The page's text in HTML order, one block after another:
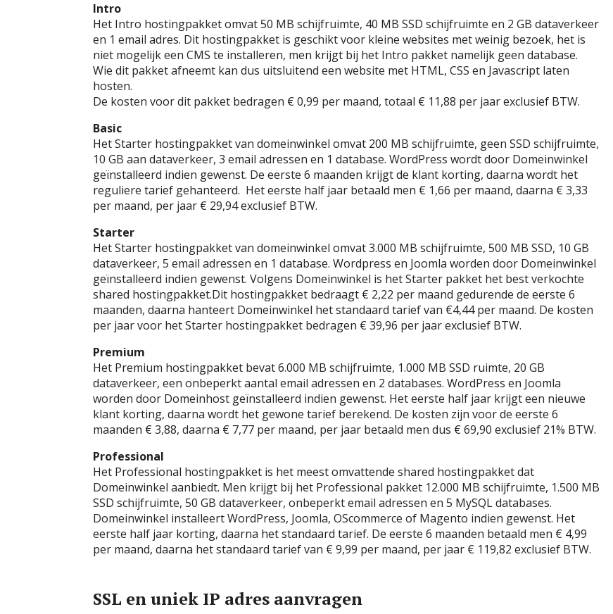
Intro
Het Intro hostingpakket omvat 50 MB schijfruimte, 40 MB SSD schijfruimte en 2 GB dataverkeer
en 1 email adres. Dit hostingpakket is geschikt voor kleine websites met weinig bezoek, het is
niet mogelijk een CMS te installeren, men krijgt bij het Intro pakket namelijk geen database.
Wie dit pakket afneemt kan dus uitsluitend een website met HTML, CSS en Javascript laten
hosten.
De kosten voor dit pakket bedragen € 0,99 per maand, totaal € 11,88 per jaar exclusief BTW.
Basic
Het Starter hostingpakket van domeinwinkel omvat 200 MB schijfruimte, geen SSD schijfruimte,
10 GB aan dataverkeer, 3 email adressen en 1 database. WordPress wordt door Domeinwinkel
geïnstalleerd indien gewenst. De eerste 6 maanden krijgt de klant korting, daarna wordt het
reguliere tarief gehanteerd. Het eerste half jaar betaald men € 1,66 per maand, daarna € 3,33
per maand, per jaar € 29,94 exclusief BTW.
Starter
Het Starter hostingpakket van domeinwinkel omvat 3.000 MB schijfruimte, 500 MB SSD, 10 GB
dataverkeer, 5 email adressen en 1 database. Wordpress en Joomla worden door Domeinwinkel
geïnstalleerd indien gewenst. Volgens Domeinwinkel is het Starter pakket het best verkochte
shared hostingpakket.Dit hostingpakket bedraagt € 2,22 per maand gedurende de eerste 6
maanden, daarna hanteert Domeinwinkel het standaard tarief van €4,44 per maand. De kosten
per jaar voor het Starter hostingpakket bedragen € 39,96 per jaar exclusief BTW.
Premium
Het Premium hostingpakket bevat 6.000 MB schijfruimte, 1.000 MB SSD ruimte, 20 GB
dataverkeer, een onbeperkt aantal email adressen en 2 databases. WordPress en Joomla
worden door Domeinhost geïnstalleerd indien gewenst. Het eerste half jaar krijgt een nieuwe
klant korting, daarna wordt het gewone tarief berekend. De kosten zijn voor de eerste 6
maanden € 3,88, daarna € 7,77 per maand, per jaar betaald men dus € 69,90 exclusief 21% BTW.
Professional
Het Professional hostingpakket is het meest omvattende shared hostingpakket dat
Domeinwinkel aanbiedt. Men krijgt bij het Professional pakket 12.000 MB schijfruimte, 1.500 MB
SSD schijfruimte, 50 GB dataverkeer, onbeperkt email adressen en 5 MySQL databases.
Domeinwinkel installeert WordPress, Joomla, OScommerce of Magento indien gewenst. Het
eerste half jaar korting, daarna het standaard tarief. De eerste 6 maanden betaald men € 4,99
per maand, daarna het standaard tarief van € 9,99 per maand, per jaar € 119,82 exclusief BTW.
SSL en uniek IP adres aanvragen